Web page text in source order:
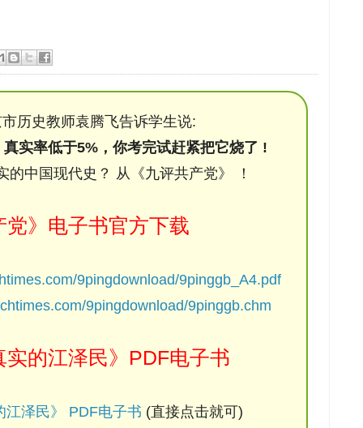
历史教师袁腾飞告诉学生说:
实率低于5%，你考完试赶紧把它烧了 !
的中国现代史？ 从《九评共产党》 ！
党》电子书官方下载
9pingdownload/9pinggb_A4.pdf
9pingdownload/9pinggb.chm
的江泽民》PDF电子书
江泽民》 PDF电子书 (直接点击就可)